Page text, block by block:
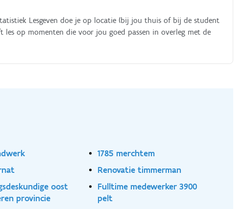
Lesgeven doe je op locatie (bij jou thuis of bij de student
les op momenten die voor jou goed passen in overleg met de
1785 merchtem
Renovatie timmerman
oost
provincie
Fulltime medewerker 3900
pelt